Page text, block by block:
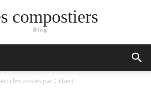
compostiers
Blog
Articles postés par Gilbert